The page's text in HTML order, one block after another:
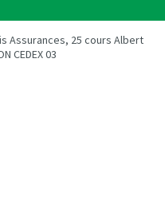
Assurances, 25 cours Albert
CEDEX 03